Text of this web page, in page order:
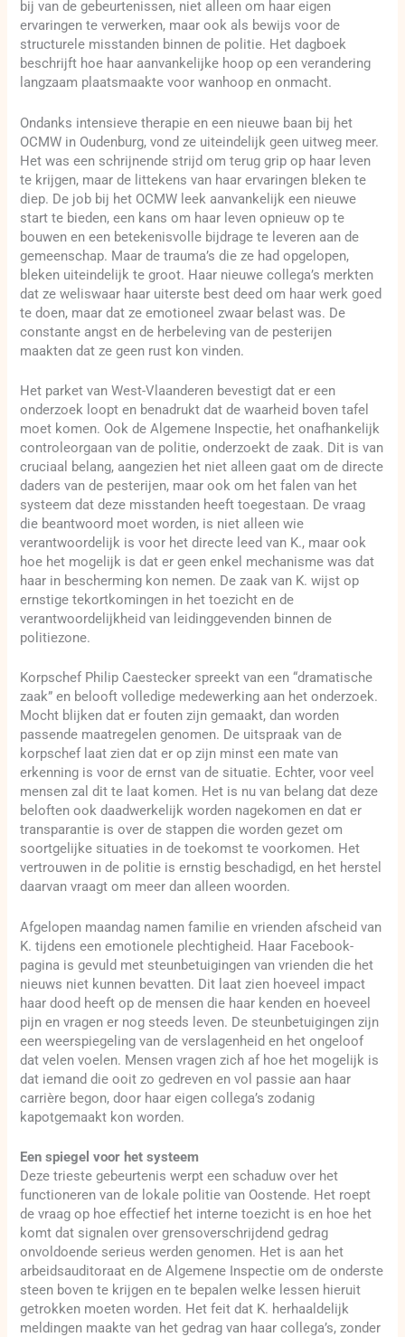
bij van de gebeurtenissen, niet alleen om haar eigen
ervaringen te verwerken, maar ook als bewijs voor de
structurele misstanden binnen de politie. Het dagboek
beschrijft hoe haar aanvankelijke hoop op een verandering
langzaam plaatsmaakte voor wanhoop en onmacht.
Ondanks intensieve therapie en een nieuwe baan bij het
OCMW in Oudenburg, vond ze uiteindelijk geen uitweg meer.
Het was een schrijnende strijd om terug grip op haar leven
te krijgen, maar de littekens van haar ervaringen bleken te
diep. De job bij het OCMW leek aanvankelijk een nieuwe
start te bieden, een kans om haar leven opnieuw op te
bouwen en een betekenisvolle bijdrage te leveren aan de
gemeenschap. Maar de trauma’s die ze had opgelopen,
bleken uiteindelijk te groot. Haar nieuwe collega’s merkten
dat ze weliswaar haar uiterste best deed om haar werk goed
te doen, maar dat ze emotioneel zwaar belast was. De
constante angst en de herbeleving van de pesterijen
maakten dat ze geen rust kon vinden.
Het parket van West-Vlaanderen bevestigt dat er een
onderzoek loopt en benadrukt dat de waarheid boven tafel
moet komen. Ook de Algemene Inspectie, het onafhankelijk
controleorgaan van de politie, onderzoekt de zaak. Dit is van
cruciaal belang, aangezien het niet alleen gaat om de directe
daders van de pesterijen, maar ook om het falen van het
systeem dat deze misstanden heeft toegestaan. De vraag
die beantwoord moet worden, is niet alleen wie
verantwoordelijk is voor het directe leed van K., maar ook
hoe het mogelijk is dat er geen enkel mechanisme was dat
haar in bescherming kon nemen. De zaak van K. wijst op
ernstige tekortkomingen in het toezicht en de
verantwoordelijkheid van leidinggevenden binnen de
politiezone.
Korpschef Philip Caestecker spreekt van een “dramatische
zaak” en belooft volledige medewerking aan het onderzoek.
Mocht blijken dat er fouten zijn gemaakt, dan worden
passende maatregelen genomen. De uitspraak van de
korpschef laat zien dat er op zijn minst een mate van
erkenning is voor de ernst van de situatie. Echter, voor veel
mensen zal dit te laat komen. Het is nu van belang dat deze
beloften ook daadwerkelijk worden nagekomen en dat er
transparantie is over de stappen die worden gezet om
soortgelijke situaties in de toekomst te voorkomen. Het
vertrouwen in de politie is ernstig beschadigd, en het herstel
daarvan vraagt om meer dan alleen woorden.
Afgelopen maandag namen familie en vrienden afscheid van
K. tijdens een emotionele plechtigheid. Haar Facebook-
pagina is gevuld met steunbetuigingen van vrienden die het
nieuws niet kunnen bevatten. Dit laat zien hoeveel impact
haar dood heeft op de mensen die haar kenden en hoeveel
pijn en vragen er nog steeds leven. De steunbetuigingen zijn
een weerspiegeling van de verslagenheid en het ongeloof
dat velen voelen. Mensen vragen zich af hoe het mogelijk is
dat iemand die ooit zo gedreven en vol passie aan haar
carrière begon, door haar eigen collega’s zodanig
kapotgemaakt kon worden.
Een spiegel voor het systeem
Deze trieste gebeurtenis werpt een schaduw over het
functioneren van de lokale politie van Oostende. Het roept
de vraag op hoe effectief het interne toezicht is en hoe het
komt dat signalen over grensoverschrijdend gedrag
onvoldoende serieus werden genomen. Het is aan het
arbeidsauditoraat en de Algemene Inspectie om de onderste
steen boven te krijgen en te bepalen welke lessen hieruit
getrokken moeten worden. Het feit dat K. herhaaldelijk
meldingen maakte van het gedrag van haar collega’s, zonder